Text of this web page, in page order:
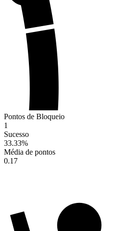
Pontos de Bloqueio
1
Sucesso
33.33%
Média de pontos
0.17